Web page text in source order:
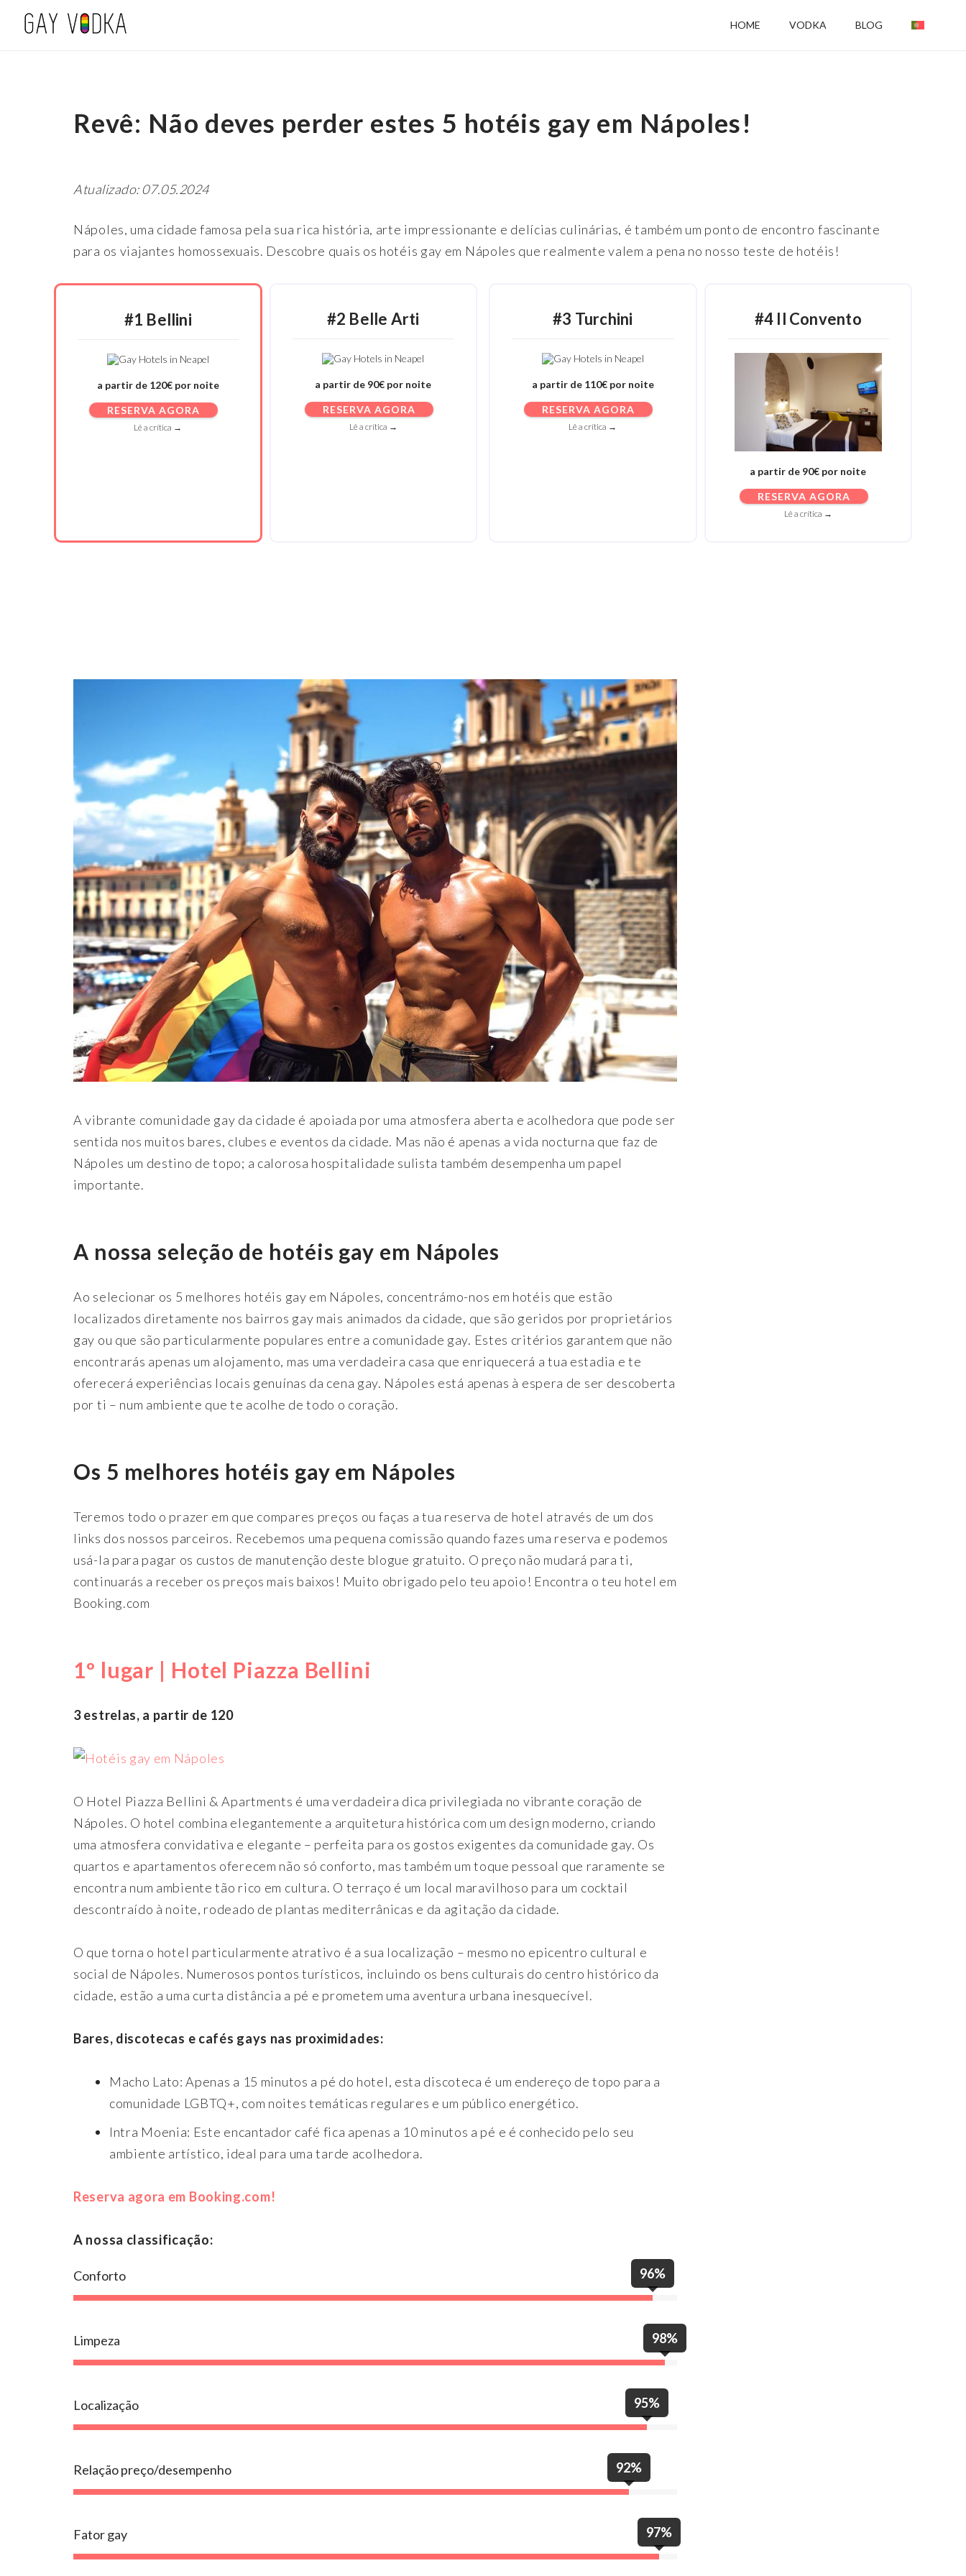
HOME VODKA BLOG
Revê: Não deves perder estes 5 hotéis gay em Nápoles!
Atualizado: 07.05.2024
Nápoles, uma cidade famosa pela sua rica história, arte impressionante e delícias culinárias, é também um ponto de encontro fascinante
para os viajantes homossexuais. Descobre quais os hotéis gay em Nápoles que realmente valem a pena no nosso teste de hotéis!
#1 Bellini
a partir de 120€ por noite
RESERVA AGORA
Lê a crítica →
#2 Belle Arti
a partir de 90€ por noite
RESERVA AGORA
Lê a crítica →
#3 Turchini
a partir de 110€ por noite
RESERVA AGORA
Lê a crítica →
#4 Il Convento
a partir de 90€ por noite
RESERVA AGORA
Lê a crítica →
A vibrante comunidade gay da cidade é apoiada por uma atmosfera aberta e acolhedora que pode ser
sentida nos muitos bares, clubes e eventos da cidade. Mas não é apenas a vida nocturna que faz de
Nápoles um destino de topo; a calorosa hospitalidade sulista também desempenha um papel
importante.
A nossa seleção de hotéis gay em Nápoles
Ao selecionar os 5 melhores hotéis gay em Nápoles, concentrámo-nos em hotéis que estão
localizados diretamente nos bairros gay mais animados da cidade, que são geridos por proprietários
gay ou que são particularmente populares entre a comunidade gay. Estes critérios garantem que não
encontrarás apenas um alojamento, mas uma verdadeira casa que enriquecerá a tua estadia e te
oferecerá experiências locais genuínas da cena gay. Nápoles está apenas à espera de ser descoberta
por ti – num ambiente que te acolhe de todo o coração.
Os 5 melhores hotéis gay em Nápoles
Teremos todo o prazer em que compares preços ou faças a tua reserva de hotel através de um dos
links dos nossos parceiros. Recebemos uma pequena comissão quando fazes uma reserva e podemos
usá-la para pagar os custos de manutenção deste blogue gratuito. O preço não mudará para ti,
continuarás a receber os preços mais baixos! Muito obrigado pelo teu apoio! Encontra o teu hotel em
Booking.com
1º lugar | Hotel Piazza Bellini
3 estrelas, a partir de 120
O Hotel Piazza Bellini & Apartments é uma verdadeira dica privilegiada no vibrante coração de
Nápoles. O hotel combina elegantemente a arquitetura histórica com um design moderno, criando
uma atmosfera convidativa e elegante – perfeita para os gostos exigentes da comunidade gay. Os
quartos e apartamentos oferecem não só conforto, mas também um toque pessoal que raramente se
encontra num ambiente tão rico em cultura. O terraço é um local maravilhoso para um cocktail
descontraído à noite, rodeado de plantas mediterrânicas e da agitação da cidade.
O que torna o hotel particularmente atrativo é a sua localização – mesmo no epicentro cultural e
social de Nápoles. Numerosos pontos turísticos, incluindo os bens culturais do centro histórico da
cidade, estão a uma curta distância a pé e prometem uma aventura urbana inesquecível.
Bares, discotecas e cafés gays nas proximidades:
Macho Lato: Apenas a 15 minutos a pé do hotel, esta discoteca é um endereço de topo para a
comunidade LGBTQ+, com noites temáticas regulares e um público energético.
Intra Moenia: Este encantador café fica apenas a 10 minutos a pé e é conhecido pelo seu
ambiente artístico, ideal para uma tarde acolhedora.
Reserva agora em Booking.com!
A nossa classificação:
Conforto 96%
Limpeza 98%
Localização 95%
Relação preço/desempenho 92%
Fator gay 97%